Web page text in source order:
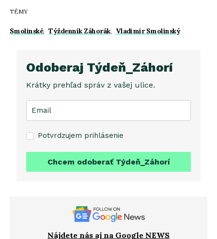
TÉMY
Smolinské, Týždenník Záhorák, Vladimír Smolinský
Odoberaj Týdeň_Záhorí
Krátky prehľad správ z vašej ulice.
Potvrdzujem prihlásenie
Chcem odoberať Týdeň_Záhorí
Nájdete nás aj na Google NEWS